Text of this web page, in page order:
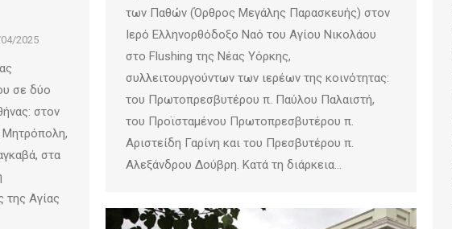
των Παθών (Όρθρος Μεγάλης Παρασκευής) στον
Ιερό Ελληνορθόδοξο Ναό του Αγίου Νικολάου
στο Flushing της Νέας Υόρκης,
συλλειτουργούντων των ιερέων της κοινότητας:
του Πρωτοπρεσβυτέρου π. Παύλου Παλαιστή,
του Προϊσταμένου Πρωτοπρεσβυτέρου π.
Αριστείδη Γαρίνη και του Πρεσβυτέρου π.
Αλεξάνδρου Δούβρη. Κατά τη διάρκεια…
2025
σε δύο
στον
Μητρόπολη,
στα
της Αγίας